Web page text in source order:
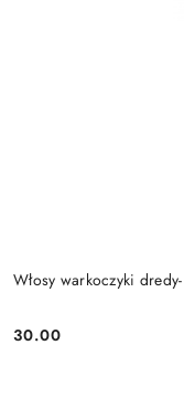
Włosy warkoczyki
Cena:
30.00